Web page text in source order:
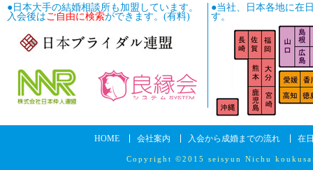
●日本大手の結婚相談所も加盟しています。
入会後はご自由に検索ができます。(有料)
●当社、日本各地に在
す。
HOME 会社案内 入会から成婚までの流れ 在
Copyright ©2015 seisyun Nichu